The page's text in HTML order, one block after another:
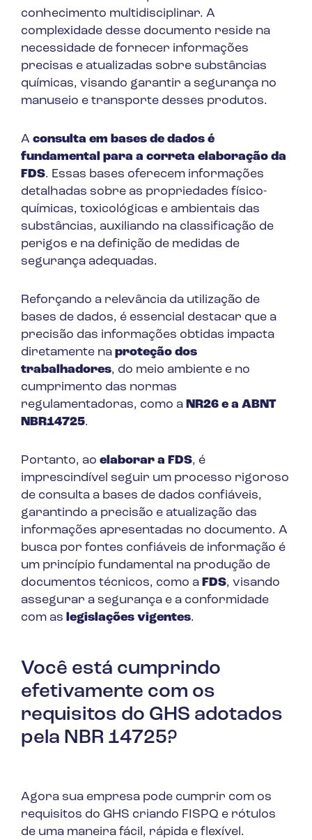
conhecimento multidisciplinar. A
complexidade desse documento reside na
necessidade de fornecer informações
precisas e atualizadas sobre substâncias
químicas, visando garantir a segurança no
manuseio e transporte desses produtos.
A consulta em bases de dados é
fundamental para a correta elaboração da
FDS. Essas bases oferecem informações
detalhadas sobre as propriedades físico-
químicas, toxicológicas e ambientais das
substâncias, auxiliando na classificação de
perigos e na definição de medidas de
segurança adequadas.
Reforçando a relevância da utilização de
bases de dados, é essencial destacar que a
precisão das informações obtidas impacta
diretamente na proteção dos
trabalhadores, do meio ambiente e no
cumprimento das normas
regulamentadoras, como a NR26 e a ABNT
NBR14725.
Portanto, ao elaborar a FDS, é
imprescindível seguir um processo rigoroso
de consulta a bases de dados confiáveis,
garantindo a precisão e atualização das
informações apresentadas no documento. A
busca por fontes confiáveis de informação é
um princípio fundamental na produção de
documentos técnicos, como a FDS, visando
assegurar a segurança e a conformidade
com as legislações vigentes.
Você está cumprindo
efetivamente com os
requisitos do GHS adotados
pela NBR 14725?
Agora sua empresa pode cumprir com os
requisitos do GHS criando FISPQ e rótulos
de uma maneira fácil, rápida e flexível.